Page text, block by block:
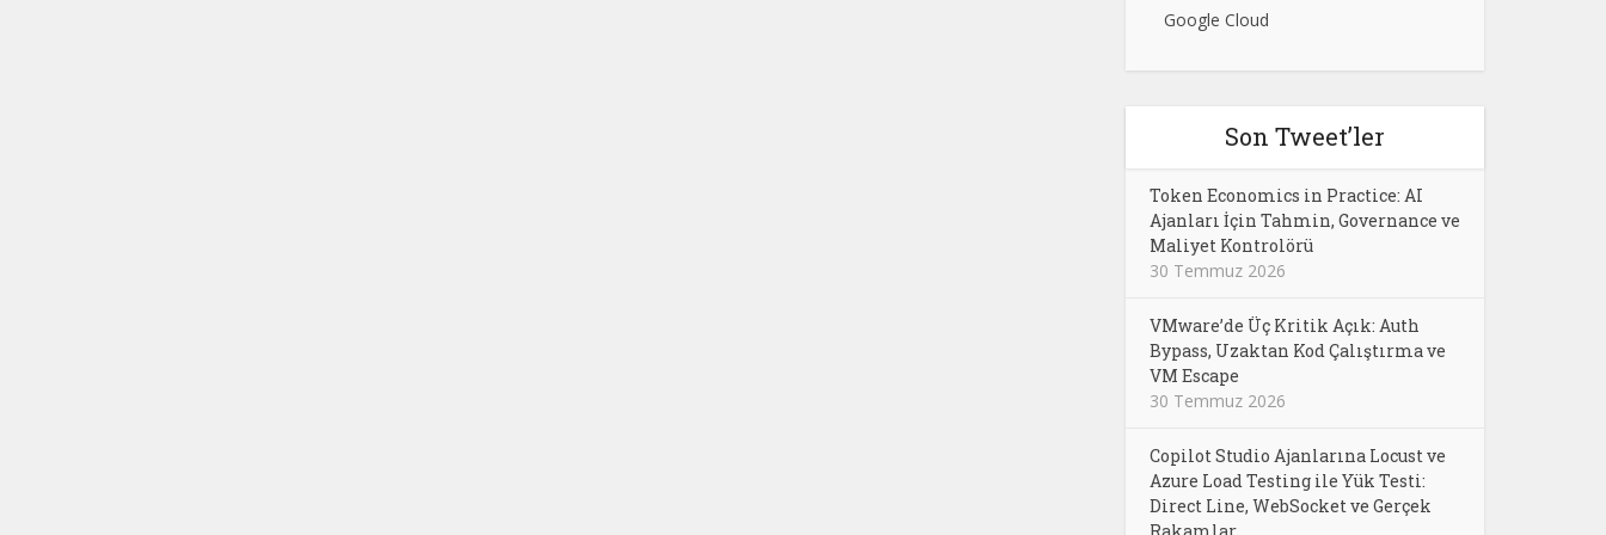
Google Cloud
Son Tweet’ler
Token Economics in Practice: AI
Ajanları İçin Tahmin, Governance ve
Maliyet Kontrolörü
30 Temmuz 2026
VMware’de Üç Kritik Açık: Auth
Bypass, Uzaktan Kod Çalıştırma ve
VM Escape
30 Temmuz 2026
Copilot Studio Ajanlarına Locust ve
Azure Load Testing ile Yük Testi:
Direct Line, WebSocket ve Gerçek